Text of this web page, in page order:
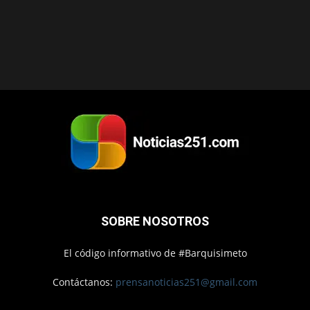
SOBRE NOSOTROS
El código informativo de #Barquisimeto
Contáctanos: prensanoticias251@gmail.com